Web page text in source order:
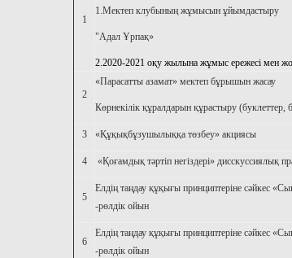
1
1.Мектеп клубының жұмысын ұйымдастыру
"Адал Ұрпақ»
2.2020-2021 оқу жылына жұмыс ережесі мен
2
«Парасатты азамат» мектеп бұрышын жасау
Көрнекілік құралдарын құрастыру (буклеттер,
3 «Құқықбұзушылыққа төзбеу» акциясы
4 «Қоғамдық тәртіп негіздері» дисскуссиялық
5
Елдің таңдау құқығы принциптеріне сәйкес
-рөлдік ойын
6
Елдің таңдау құқығы принциптеріне сәйкес
-рөлдік ойын